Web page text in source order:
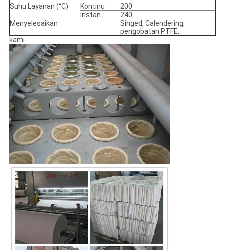
Suhu Layanan (°C)
Kontinu
200
Instan
240
Menyelesaikan
Singed, Calendering,
pengobatan PTFE,
kami